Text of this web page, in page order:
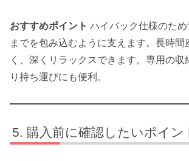
おすすめポイント ハイバック仕様のた
までを包み込むように支えます。長時間
く、深くリラックスできます。専用の収
り持ち運びにも便利。
購入前に確認したいポイン